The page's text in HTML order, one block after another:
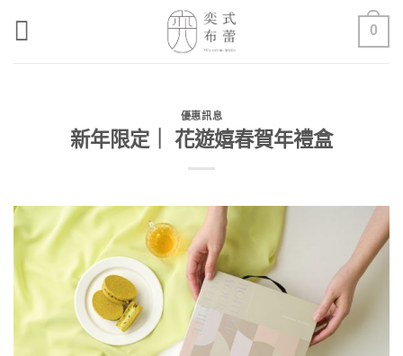
0
優惠訊息
新年限定｜ 花遊嬉春賀年禮盒